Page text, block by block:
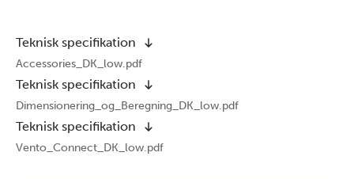
Teknisk specifikation
Accessories_DK_low.pdf
Teknisk specifikation
Dimensionering_og_Beregning_DK_low.pdf
Teknisk specifikation
Vento_Connect_DK_low.pdf